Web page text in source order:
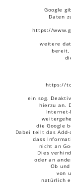
Google
Daten
https://
weitere
bereit,
https://
ein sog.
hierzu an.
die Google
Dabei teilt das Add-
dass
nicht an
Dies
oder an
Ob
von
natürlich